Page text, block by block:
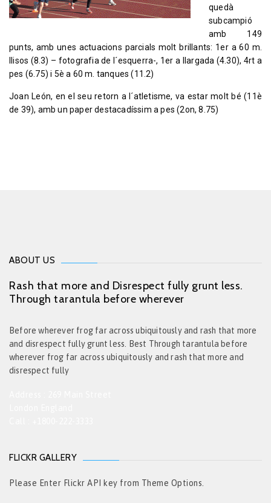
quedà
subcampió
amb 149
punts, amb unes actuacions parcials molt brillants: 1er a 60 m.
llisos (8.3) – fotografia de l´esquerra-, 1er a llargada (4.30), 4rt a
pes (6.75) i 5è a 60 m. tanques (11.2)
Joan León, en el seu retorn a l´atletisme, va estar molt bé (11è
de 39), amb un paper destacadíssim a pes (2on, 8.75)
ABOUT US
Rash that more and Disrespect fully grunt less.
Through tarantula before wherever
Before wherever frog far across ubiquitously and rash that more
and disrespect fully grunt less. Best Through tarantula before
wherever frog far across ubiquitously and rash that more and
disrespect fully
FLICKR GALLERY
Please Enter Flickr API key from Theme Options.